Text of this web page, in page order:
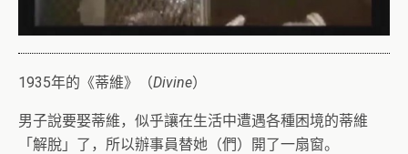
1935年的《蒂維》（Divine）
男子說要娶蒂維，似乎讓在生活中遭遇各種困境的蒂維
「解脫」了，所以辦事員替她（們）開了一扇窗。